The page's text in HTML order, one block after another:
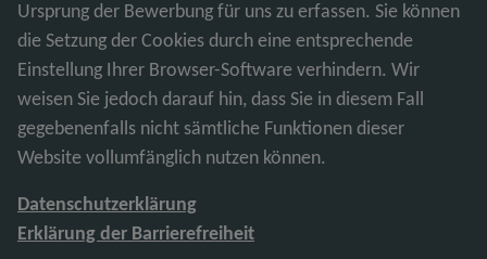
Ursprung der Bewerbung für uns zu erfassen. Sie können
die Setzung der Cookies durch eine entsprechende
Einstellung Ihrer Browser-Software verhindern. Wir
weisen Sie jedoch darauf hin, dass Sie in diesem Fall
gegebenenfalls nicht sämtliche Funktionen dieser
Website vollumfänglich nutzen können.
Datenschutzerklärung
Erklärung der Barrierefreiheit